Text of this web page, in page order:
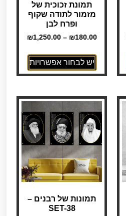
תמונת זכוכית של
מזמור לתודה שקוף
ופרח לבן
₪180.00
–
₪1,250.00
יש לבחור אפשרויות
תמונות של רבנים –
SET-38